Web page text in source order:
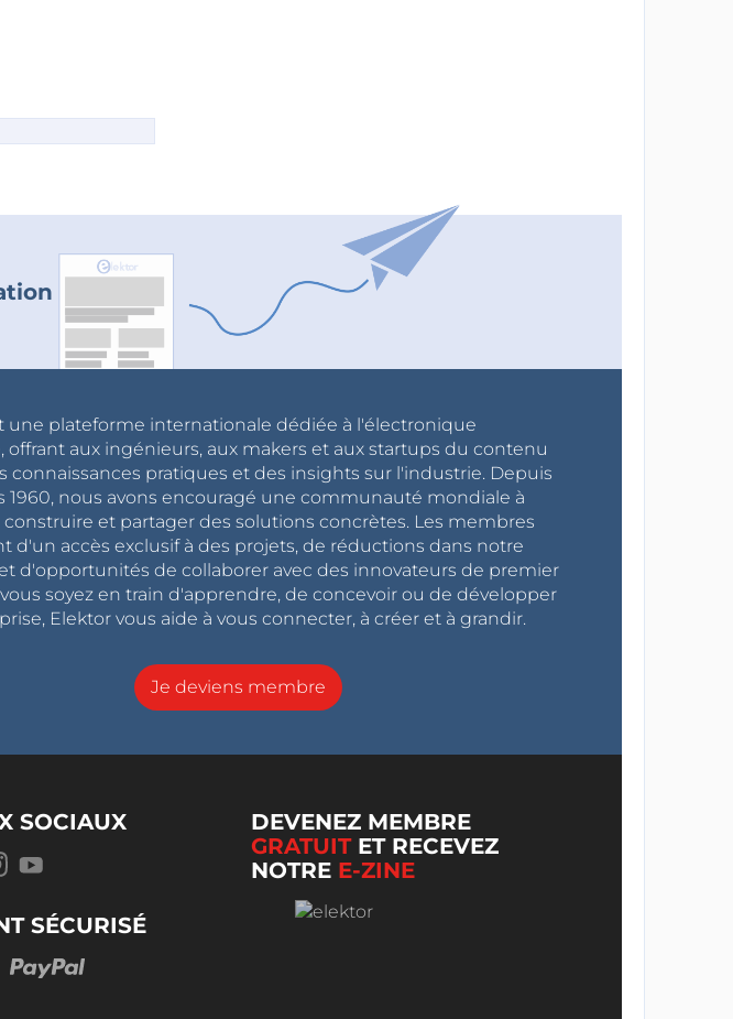
une plateforme internationale dédiée à l'électronique
offrant aux ingénieurs, aux makers et aux startups du contenu
connaissances pratiques et des insights sur l'industrie. Depuis
1960, nous avons encouragé une communauté mondiale à
construire et partager des solutions concrètes. Les membres
d'un accès exclusif à des projets, de réductions dans notre
d'opportunités de collaborer avec des innovateurs de premier
soyez en train d'apprendre, de concevoir ou de développer
Elektor vous aide à vous connecter, à créer et à grandir.
Je deviens membre
SOCIAUX
SÉCURISÉ
DEVENEZ MEMBRE
GRATUITET RECEVEZ
NOTRE E-ZINE